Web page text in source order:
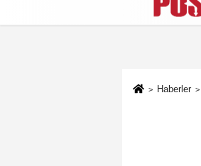
Künye
Haberler